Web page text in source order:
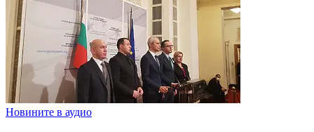
Новините в аудио